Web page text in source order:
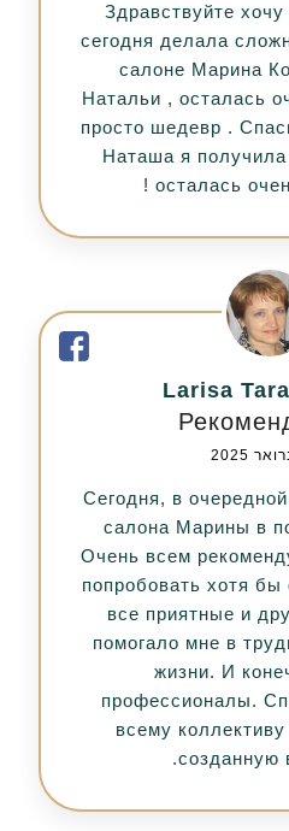
Здравствуйте
сегодня делала
салоне Марина
Натальи , осталась
просто шедевр .
Наташа я получила
осталась
Larisa
Сегодня, в
салона Марины в
Очень всем
попробовать хотя бы
все приятные и
помогало мне в
жизни. И
профессионалы.
всему
созданную